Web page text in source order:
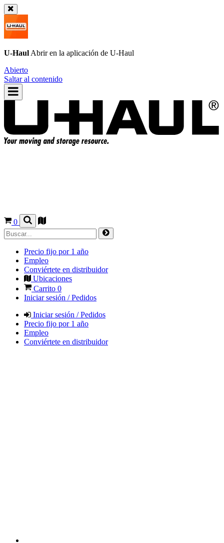
U-Haul Abrir en la aplicación de U-Haul
Abierto
Saltar al contenido
0
Precio fijo por 1 año
Empleo
Conviértete en distribuidor
Ubicaciones
Carrito 0
Iniciar sesión / Pedidos
Iniciar sesión / Pedidos
Precio fijo por 1 año
Empleo
Conviértete en distribuidor